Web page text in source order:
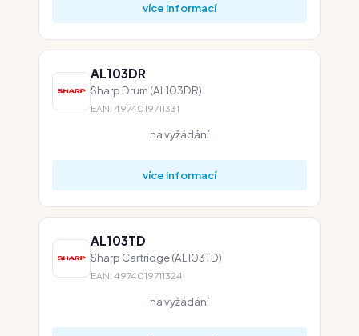
více informací
AL103DR
Sharp Drum (AL103DR)
EAN: 4974019711331
na vyžádání
více informací
AL103TD
Sharp Cartridge (AL103TD)
EAN: 4974019711324
na vyžádání